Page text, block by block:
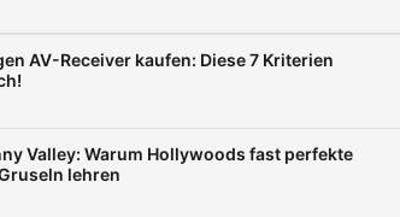
AV-Receiver kaufen: Diese 7 Kriterien
Valley: Warum Hollywoods fast perfekte
lehren